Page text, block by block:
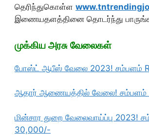
தெரிந்துகொள்ள
இணையதளத்தினை தொடர்ந்து
முக்கிய அரசு வேலைகள்
போஸ்ட் ஆபீஸ் வேலை 2023! சம்பளம்
ஆதார் ஆணையத்தில் வேலை! சம்பளம்
மின்சார துறை வேலைவாய்ப்பு 2023!
30,000/-